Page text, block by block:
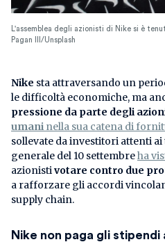
L'assemblea degli azionisti di Nike si è
Pagan III/Unsplash
Nike sta attraversando un
le difficoltà economiche, ma
pressione da parte degli
umani nella sua catena di
sollevate da investitori attenti ai
generale del 10 settembreha
azionistivotare contro due
a rafforzare gli accordi
supply chain.
Nike non paga gli